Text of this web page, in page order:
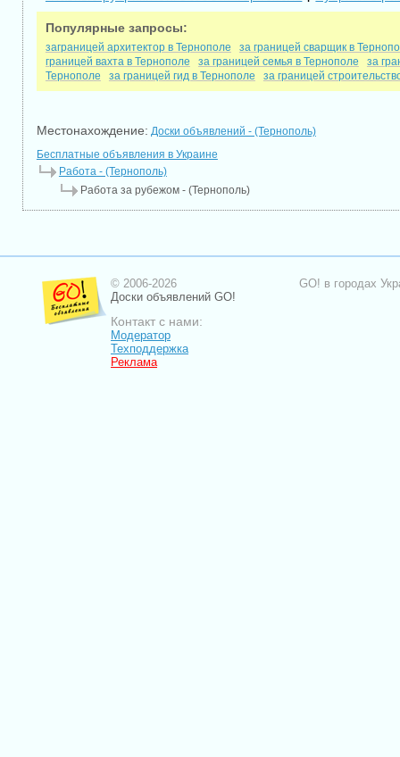
Популярные запросы:
заграницей архитектор в Тернополе
за границей сварщик в
границей вахта в Тернополе
за границей семья в Тернополе
за
Тернополе
за границей гид в Тернополе за границей
Местонахождение: Доски объявлений - (Тернополь)
Бесплатные объявления в Украине
Работа - (Тернополь)
Работа за рубежом - (Тернополь)
© 2006-2026
Доски объявлений GO!
Контакт с нами:
Модератор
Техподдержка
Реклама
GO! в городах